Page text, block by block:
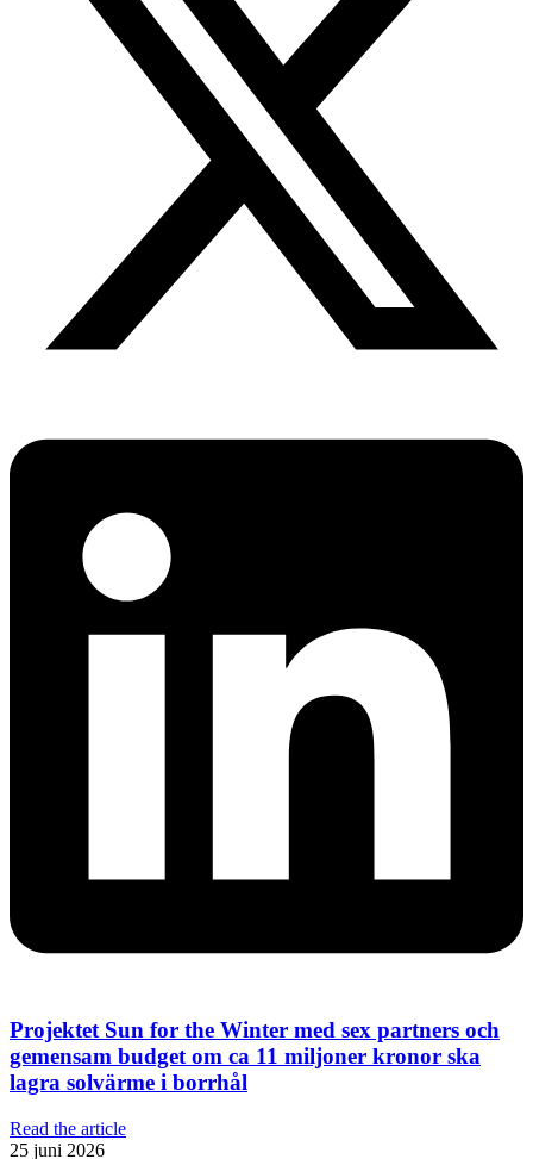
Projektet Sun for the Winter med sex partners och
gemensam budget om ca 11 miljoner kronor ska
lagra solvärme i borrhål
Read the article
25 juni 2026